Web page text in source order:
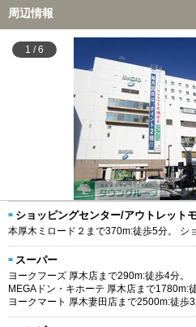
周辺情報
1 /6
ショッピングセンター/アウトレット
本厚木ミロード２まで370m:徒歩5分。 シ
スーパー
ヨークフーズ 厚木店まで290m:徒歩4分。
MEGAドン・キホーテ 厚木店まで1780m:
ヨークマート 厚木妻田店まで2500m:徒歩